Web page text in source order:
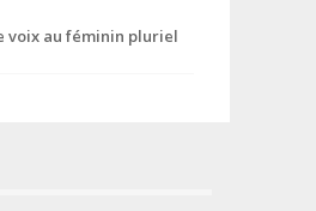
voix au féminin pluriel